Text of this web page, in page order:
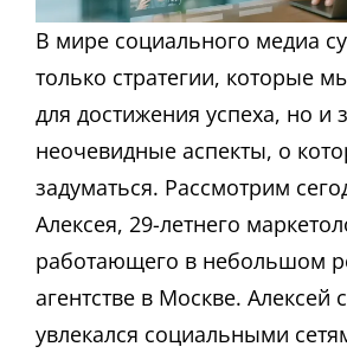
В мире социального медиа
только стратегии, которые
для достижения успеха, но и
неочевидные аспекты, о
задуматься. Рассмотрим
Алексея, 29-летнего
работающего в небольшом
агентстве в Москве. Алексей
увлекался социальными